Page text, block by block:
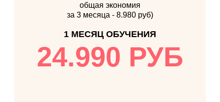
общая экономия
за 3 месяца - 8.980 руб)
1 МЕСЯЦ ОБУЧЕНИЯ
24.990 РУБ